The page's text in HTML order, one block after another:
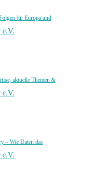
für Europa und
e.V.
aktuelle Themen &
e.V.
– Wie Daten das
e.V.